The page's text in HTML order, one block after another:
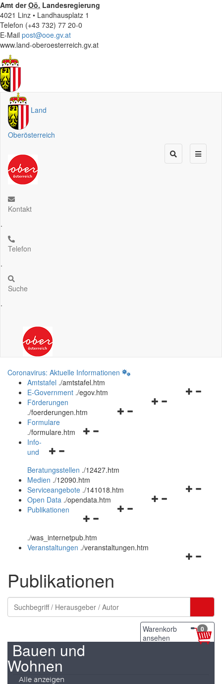
Amt derOö. Landesregierung
4021 Linz • Landhausplatz 1
Telefon (+43 732) 77 20-0
E-Mail post@ooe.gv.at
www.land-oberoesterreich.gv.at
Land
Oberösterreich
Kontakt
.
Telefon
.
Suche
.
Coronavirus: Aktuelle Informationen
Amtstafel ./amtstafel.htm
Navigationsmenü
E-Government ./egov.htm
Navigationsmenü
Förderungen
./foerderungen.htm
Navigationsmenü
Formulare
./formulare.htm
Navigationsmenü
und
schließen
Info-
und
Beratungsstellen ./12427.htm
Medien ./12090.htm
Navigationsmenü
Serviceangebote ./141018.htm
Navigationsmenü
Open Data ./opendata.htm
Navigationsmenü
und
schließen
Publikationen
./was_internetpub.htm
Veranstaltungen ./veranstaltungen.htm
Publikationen
Warenkorb
ansehen
0
Bauen und
Wohnen
Alle anzeigen